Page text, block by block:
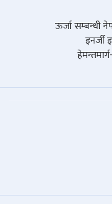
ऊर्जा सम्बन्धी
इनर्जी